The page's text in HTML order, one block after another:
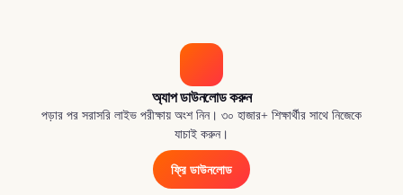
অ্যাপ ডাউনলোড করুন
পড়ার পর সরাসরি লাইভ পরীক্ষায় অংশ নিন। ৩০ হাজার+ শিক্ষার্থীর সাথে নিজেকে
যাচাই করুন।
ফ্রি ডাউনলোড